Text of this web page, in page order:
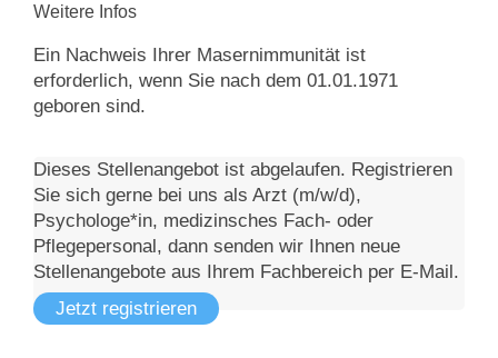
Weitere Infos
Ein Nachweis Ihrer Masernimmunität ist
erforderlich, wenn Sie nach dem 01.01.1971
geboren sind.
Dieses Stellenangebot ist abgelaufen. Registrieren
Sie sich gerne bei uns als Arzt (m/w/d),
Psychologe*in, medizinsches Fach- oder
Pflegepersonal, dann senden wir Ihnen neue
Stellenangebote aus Ihrem Fachbereich per E-Mail.
Jetzt registrieren